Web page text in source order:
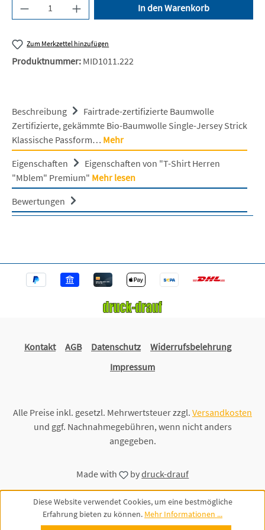
Produkt Anzahl: Gib den gewünschten Wert
In den Warenkorb
Zum Merkzettel hinzufügen
Produktnummer: MID1011.222
Beschreibung
Fairtrade-zertifizierte Baumwolle
Zertifizierte, gekämmte Bio-Baumwolle Single-Jersey Strick
Klassische Passform… Mehr
Eigenschaften
Eigenschaften von "T-Shirt Herren
"Mblem" Premium" Mehr lesen
Bewertungen
Kontakt AGB Datenschutz
Widerrufsbelehrung
Impressum
Alle Preise inkl. gesetzl. Mehrwertsteuer zzgl. Versandkosten
und ggf. Nachnahmegebühren, wenn nicht anders
angegeben.
Made with bydruck-drauf
Diese Website verwendet Cookies, um eine bestmögliche
Erfahrung bieten zu können. Mehr Informationen ...